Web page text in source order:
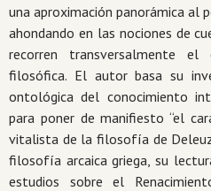
una aproximación panorámica al
ahondando en las nociones de
recorren transversalmente
filosófica. El autor basa su
ontológica del conocimiento
para poner de manifiesto “el
vitalista de la filosofía de
filosofía arcaica griega, su
estudios sobre el